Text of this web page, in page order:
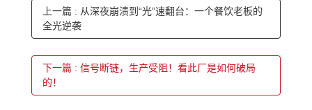
上一篇 : 从深夜崩溃到“光”速翻台：一个餐饮老板的
全光逆袭
下一篇 : 信号断链，生产受阻！看此厂是如何破局
的！